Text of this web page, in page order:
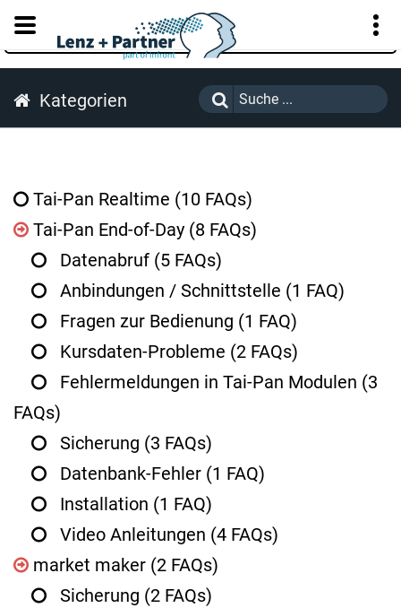
KUNDENPORTAL
Kategorien
Tai-Pan Realtime (10 FAQs)
Tai-Pan End-of-Day (8 FAQs)
Datenabruf (5 FAQs)
Anbindungen / Schnittstelle (1 FAQ)
Fragen zur Bedienung (1 FAQ)
Kursdaten-Probleme (2 FAQs)
Fehlermeldungen in Tai-Pan Modulen (3
FAQs)
Sicherung (3 FAQs)
Datenbank-Fehler (1 FAQ)
Installation (1 FAQ)
Video Anleitungen (4 FAQs)
market maker (2 FAQs)
Sicherung (2 FAQs)